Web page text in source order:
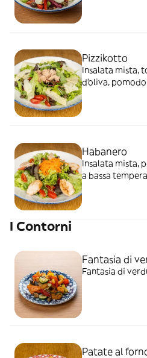
Pizzikotto
Insalata mista,
d’oliva,
Habanero
Insalata mista,
a bassa
I Contorni
Fantasia di
Fantasia di
Patate al